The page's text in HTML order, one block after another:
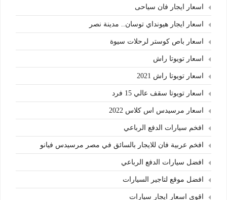
اسعار ايجار فان سياحى
اسعار ايجار هيونداي توسان.. مدينة نصر
اسعار باص كوستر لرحلات سيوة
اسعار تويوتا راش
اسعار تويوتا راش 2021
اسعار تويوتا سقف عالي 15 فرد
اسعار مرسيدس اس كلاس 2022
افخم سيارات الدفع الرباعي
افخم عربية فان للايجار بالسائق في مصر مرسيدس فيانو
افضل سيارات الدفع الرباعي
افضل موقع لتاجير السيارات
اقوى اسعار ايجار سيارات